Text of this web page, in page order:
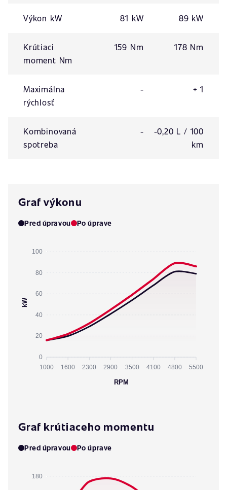
Výkon kW 81 kW 89 kW
Krútiaci
moment Nm
159 Nm 178 Nm
Maximálna
rýchlosť
- + 1
Kombinovaná
spotreba
-
-0,20 L / 100
km
Graf výkonu
Pred úpravou Po úprave
100
80
60
40
20
0
kW
1000 1600 2300 2900 3500 4100 4800 5500
RPM
Graf krútiaceho momentu
Pred úpravou Po úprave
180